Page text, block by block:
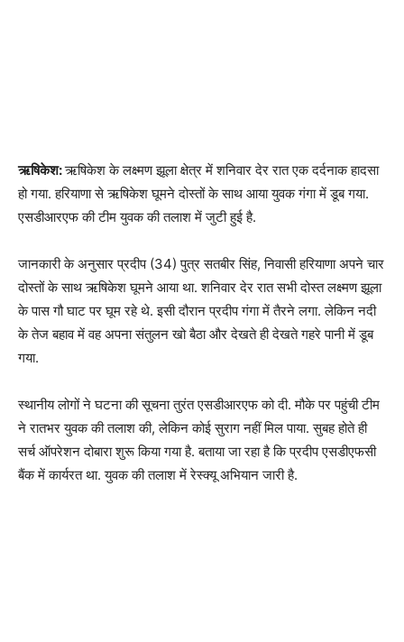
ऋषिकेश:ऋषिकेश के लक्ष्मण झूला क्षेत्र में शनिवार देर रात एक दर्दनाक हादसा
हो गया. हरियाणा से ऋषिकेश घूमने दोस्तों के साथ आया युवक गंगा में डूब गया.
एसडीआरएफ की टीम युवक की तलाश में जुटी हुई है.
जानकारी के अनुसार प्रदीप (34) पुत्र सतबीर सिंह, निवासी हरियाणा अपने चार
दोस्तों के साथ ऋषिकेश घूमने आया था. शनिवार देर रात सभी दोस्त लक्ष्मण झूला
के पास गौ घाट पर घूम रहे थे. इसी दौरान प्रदीप गंगा में तैरने लगा. लेकिन नदी
के तेज बहाव में वह अपना संतुलन खो बैठा और देखते ही देखते गहरे पानी में डूब
गया.
स्थानीय लोगों ने घटना की सूचना तुरंत एसडीआरएफ को दी. मौके पर पहुंची टीम
ने रातभर युवक की तलाश की, लेकिन कोई सुराग नहीं मिल पाया. सुबह होते ही
सर्च ऑपरेशन दोबारा शुरू किया गया है. बताया जा रहा है कि प्रदीप एसडीएफसी
बैंक में कार्यरत था. युवक की तलाश में रेस्क्यू अभियान जारी है.